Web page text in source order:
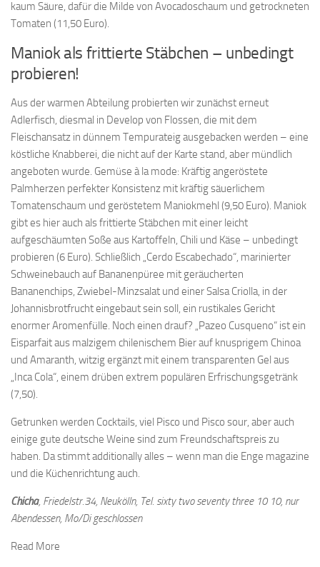
kaum Säure, dafür die Milde von Avocadoschaum und getrockneten
Tomaten (11,50 Euro).
Maniok als frittierte Stäbchen – unbedingt
probieren!
Aus der warmen Abteilung probierten wir zunächst erneut
Adlerfisch, diesmal in Develop von Flossen, die mit dem
Fleischansatz in dünnem Tempurateig ausgebacken werden – eine
köstliche Knabberei, die nicht auf der Karte stand, aber mündlich
angeboten wurde. Gemüse à la mode: Kräftig angeröstete
Palmherzen perfekter Konsistenz mit kräftig säuerlichem
Tomatenschaum und geröstetem Maniokmehl (9,50 Euro). Maniok
gibt es hier auch als frittierte Stäbchen mit einer leicht
aufgeschäumten Soße aus Kartoffeln, Chili und Käse – unbedingt
probieren (6 Euro). Schließlich „Cerdo Escabechado“, marinierter
Schweinebauch auf Bananenpüree mit geräucherten
Bananenchips, Zwiebel-Minzsalat und einer Salsa Criolla, in der
Johannisbrotfrucht eingebaut sein soll, ein rustikales Gericht
enormer Aromenfülle. Noch einen drauf? „Pazeo Cusqueno“ ist ein
Eisparfait aus malzigem chilenischem Bier auf knusprigem Chinoa
und Amaranth, witzig ergänzt mit einem transparenten Gel aus
„Inca Cola“, einem drüben extrem populären Erfrischungsgetränk
(7,50).
Getrunken werden Cocktails, viel Pisco und Pisco sour, aber auch
einige gute deutsche Weine sind zum Freundschaftspreis zu
haben. Da stimmt additionally alles – wenn man die Enge magazine
und die Küchenrichtung auch.
Chicha, Friedelstr.34, Neukölln, Tel. sixty two seventy three 10 10, nur
Abendessen, Mo/Di geschlossen
Read More